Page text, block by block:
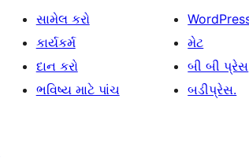
સામેલ કરો
કાર્યકર્મ
દાન કરો
ભવિષ્ય માટે પાંચ
મેટ
બી બી પ્રેસ
બડીપ્રેસ.